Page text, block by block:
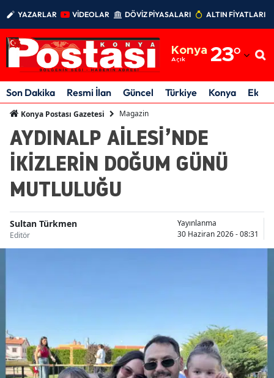
YAZARLAR VİDEOLAR DÖVİZ PİYASALARI ALTIN FİYATLARI
Konya
Açık 23°
Adıyaman
Afyonkarahisar
Amasya
Ankara
Artvin
Aydın
Bitlis
Bolu
Son Dakika Resmi İlan Güncel Türkiye Konya
Konya Postası Gazetesi Magazin
AYDINALP AİLESİ’NDE
İKİZLERİN DOĞUM GÜNÜ
MUTLULUĞU
Sultan Türkmen
Editör
Yayınlanma
30 Haziran 2026 - 08:31